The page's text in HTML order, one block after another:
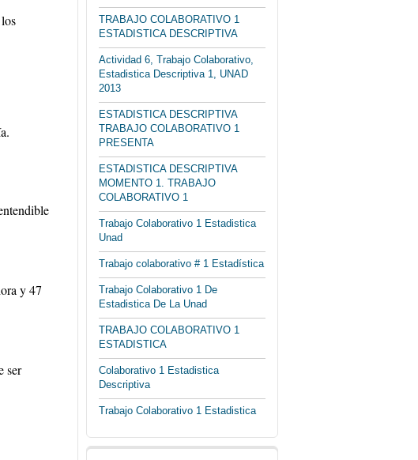
y 47
ser
TRABAJO COLABORATIVO 1
ESTADISTICA DESCRIPTIVA
Actividad 6, Trabajo Colaborativo,
Estadistica Descriptiva 1, UNAD
2013
ESTADISTICA DESCRIPTIVA
TRABAJO COLABORATIVO 1
PRESENTA
ESTADISTICA DESCRIPTIVA
MOMENTO 1. TRABAJO
COLABORATIVO 1
Trabajo Colaborativo 1 Estadistica
Unad
Trabajo colaborativo # 1 Estadística
Trabajo Colaborativo 1 De
Estadistica De La Unad
TRABAJO COLABORATIVO 1
ESTADISTICA
Colaborativo 1 Estadistica
Descriptiva
Trabajo Colaborativo 1 Estadistica